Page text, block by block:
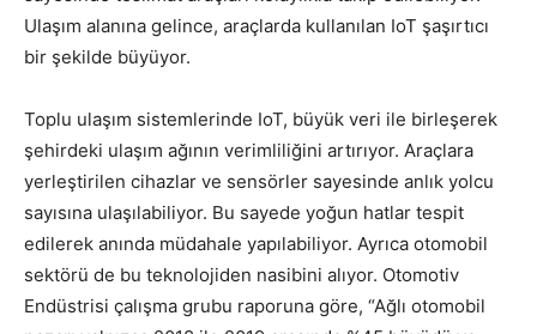
Ulaşım alanına gelince, araçlarda kullanılan IoT şaşırtıcı
bir şekilde büyüyor.
Toplu ulaşım sistemlerinde IoT, büyük veri ile birleşerek
şehirdeki ulaşım ağının verimliliğini artırıyor. Araçlara
yerleştirilen cihazlar ve sensörler sayesinde anlık yolcu
sayısına ulaşılabiliyor. Bu sayede yoğun hatlar tespit
edilerek anında müdahale yapılabiliyor. Ayrıca otomobil
sektörü de bu teknolojiden nasibini alıyor. Otomotiv
Endüstrisi çalışma grubu raporuna göre, “Ağlı otomobil